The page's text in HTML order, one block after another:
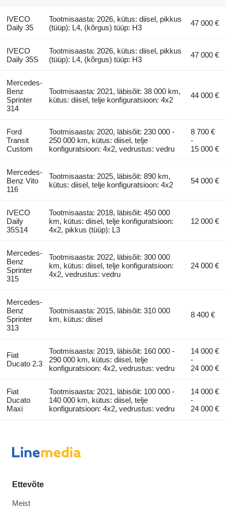
IVECO
Daily 35
Tootmisaasta: 2026, kütus: diisel, pikkus
(tüüp): L4, (kõrgus) tüüp: H3
47 000 €
IVECO
Daily 35S
Tootmisaasta: 2026, kütus: diisel, pikkus
(tüüp): L4, (kõrgus) tüüp: H3
47 000 €
Mercedes-
Benz
Sprinter
314
Tootmisaasta: 2021, läbisõit: 38 000 km,
kütus: diisel, telje konfiguratsioon: 4x2
44 000 €
Ford
Transit
Custom
Tootmisaasta: 2020, läbisõit: 230 000 -
250 000 km, kütus: diisel, telje
konfiguratsioon: 4x2, vedrustus: vedru
8 700 €
-
15 000 €
Mercedes-
Benz Vito
116
Tootmisaasta: 2025, läbisõit: 890 km,
kütus: diisel, telje konfiguratsioon: 4x2
54 000 €
IVECO
Daily
35S14
Tootmisaasta: 2018, läbisõit: 450 000
km, kütus: diisel, telje konfiguratsioon:
4x2, pikkus (tüüp): L3
12 000 €
Mercedes-
Benz
Sprinter
315
Tootmisaasta: 2022, läbisõit: 300 000
km, kütus: diisel, telje konfiguratsioon:
4x2, vedrustus: vedru
24 000 €
Mercedes-
Benz
Sprinter
313
Tootmisaasta: 2015, läbisõit: 310 000
km, kütus: diisel
8 400 €
Fiat
Ducato 2.3
Tootmisaasta: 2019, läbisõit: 160 000 -
290 000 km, kütus: diisel, telje
konfiguratsioon: 4x2, vedrustus: vedru
14 000 €
-
24 000 €
Fiat
Ducato
Maxi
Tootmisaasta: 2021, läbisõit: 100 000 -
140 000 km, kütus: diisel, telje
konfiguratsioon: 4x2, vedrustus: vedru
14 000 €
-
24 000 €
Ettevõte
Meist